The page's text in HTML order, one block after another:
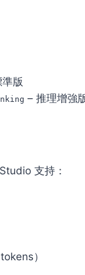
版
– 推理增強
支持：
）